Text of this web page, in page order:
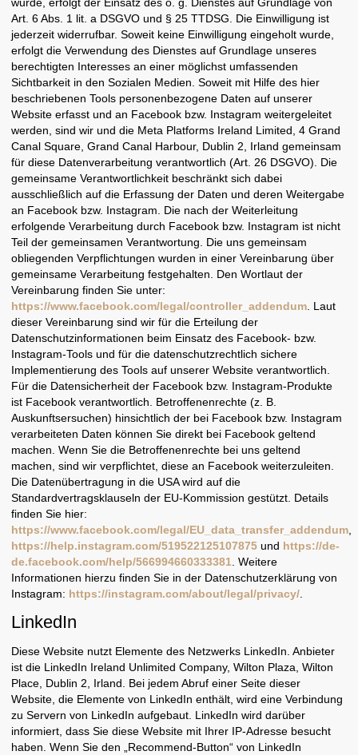
Art. 6 Abs. 1 lit. a DSGVO und § 25 TTDSG. Die Einwilligung ist
jederzeit widerrufbar. Soweit keine Einwilligung eingeholt wurde,
erfolgt die Verwendung des Dienstes auf Grundlage unseres
berechtigten Interesses an einer möglichst umfassenden
Sichtbarkeit in den Sozialen Medien. Soweit mit Hilfe des hier
beschriebenen Tools personenbezogene Daten auf unserer
Website erfasst und an Facebook bzw. Instagram weitergeleitet
werden, sind wir und die Meta Platforms Ireland Limited, 4 Grand
Canal Square, Grand Canal Harbour, Dublin 2, Irland gemeinsam
für diese Datenverarbeitung verantwortlich (Art. 26 DSGVO). Die
gemeinsame Verantwortlichkeit beschränkt sich dabei
ausschließlich auf die Erfassung der Daten und deren Weitergabe
an Facebook bzw. Instagram. Die nach der Weiterleitung
erfolgende Verarbeitung durch Facebook bzw. Instagram ist nicht
Teil der gemeinsamen Verantwortung. Die uns gemeinsam
obliegenden Verpflichtungen wurden in einer Vereinbarung über
gemeinsame Verarbeitung festgehalten. Den Wortlaut der
Vereinbarung finden Sie unter:
https://www.facebook.com/legal/controller_addendum . Laut
dieser Vereinbarung sind wir für die Erteilung der
Datenschutzinformationen beim Einsatz des Facebook- bzw.
Instagram-Tools und für die datenschutzrechtlich sichere
Implementierung des Tools auf unserer Website verantwortlich.
Für die Datensicherheit der Facebook bzw. Instagram-Produkte
ist Facebook verantwortlich. Betroffenenrechte (z. B.
Auskunftsersuchen) hinsichtlich der bei Facebook bzw. Instagram
verarbeiteten Daten können Sie direkt bei Facebook geltend
machen. Wenn Sie die Betroffenenrechte bei uns geltend
machen, sind wir verpflichtet, diese an Facebook weiterzuleiten.
Die Datenübertragung in die USA wird auf die
Standardvertragsklauseln der EU-Kommission gestützt. Details
finden Sie hier:
https://www.facebook.com/legal/EU_data_transfer_addendum
https://help.instagram.com/519522125107875 und https://de-
de.facebook.com/help/566994660333381 . Weitere
Informationen hierzu finden Sie in der Datenschutzerklärung von
Instagram: https://instagram.com/about/legal/privacy/
LinkedIn
Diese Website nutzt Elemente des Netzwerks LinkedIn. Anbieter
ist die LinkedIn Ireland Unlimited Company, Wilton Plaza, Wilton
Place, Dublin 2, Irland. Bei jedem Abruf einer Seite dieser
Website, die Elemente von LinkedIn enthält, wird eine Verbindung
zu Servern von LinkedIn aufgebaut. LinkedIn wird darüber
informiert, dass Sie diese Website mit Ihrer IP-Adresse besucht
haben. Wenn Sie den „Recommend-Button“ von LinkedIn